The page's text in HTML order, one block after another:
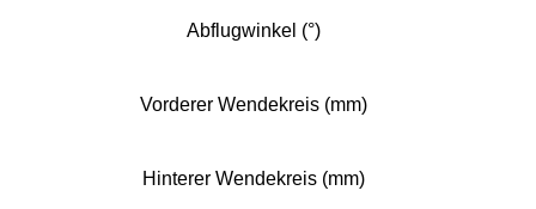
Abflugwinkel (°)
Vorderer Wendekreis (mm)
Hinterer Wendekreis (mm)